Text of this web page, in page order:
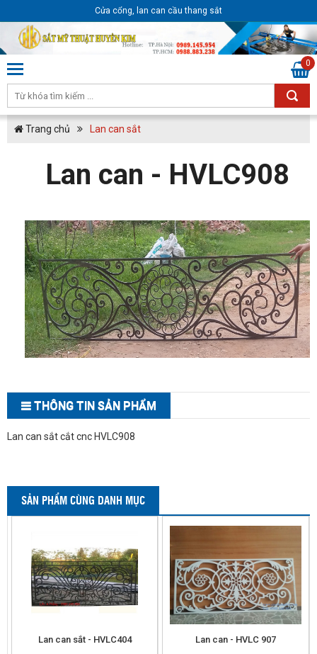
Cửa cổng, lan can cầu thang sắt
0
Trang chủ Lan can sắt
Lan can - HVLC908
THÔNG TIN SẢN PHẨM
Lan can sắt cắt cnc HVLC908
SẢN PHẨM CÙNG DANH MỤC
Lan can sắt - HVLC404 Lan can - HVLC 907